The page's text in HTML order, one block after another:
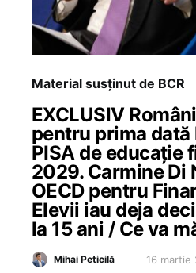
Material susținut de BCR
EXCLUSIV
pentru prima dată
PISA de educație
2029. Carmine Di
OECD pentru
Elevii iau deja
la 15 ani / Ce va
Mihai Peticilă 16 martie